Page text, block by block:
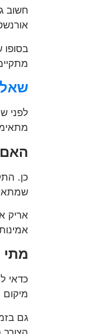
חשוב
אורנשטיין מציג מעל 10 שנות ניסיון,
לפני
האם
כן.
מתי
כדאי
מיקום
גם